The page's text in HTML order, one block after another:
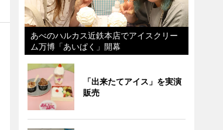
あべのハルカス近鉄本店でアイスクリー
ム万博「あいぱく」開幕
「出来たてアイス」を実演
販売